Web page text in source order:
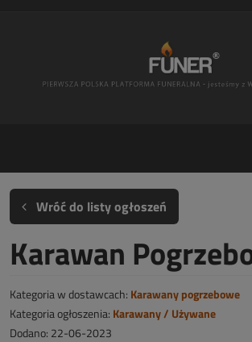
Wróć do listy ogłoszeń
Karawan
Kategoria w dostawcach: Karawany pogrzebowe
Kategoria ogłoszenia: Karawany / Używane
Dodano: 22-06-2023